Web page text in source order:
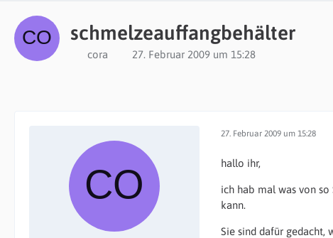
schmelzeauffangbehälter
cora 27. Februar 2009 um 15:28
27. Februar 2009 um 15:28
hallo ihr,
ich hab mal was von
kann.
Sie sind dafür gedacht,